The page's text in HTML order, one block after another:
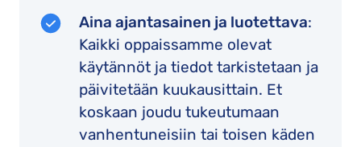
Aina ajantasainen ja luotettava:
Kaikki oppaissamme olevat
käytännöt ja tiedot tarkistetaan ja
päivitetään kuukausittain. Et
koskaan joudu tukeutumaan
vanhentuneisiin tai toisen käden